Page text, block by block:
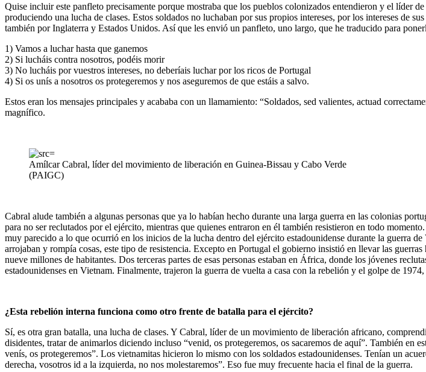
Quise incluir este panfleto precisamente porque mostraba que los pueblos colonizados entendieron y el líder
produciendo una lucha de clases. Estos soldados no luchaban por sus propios intereses, por los intereses de
también por Inglaterra y Estados Unidos. Así que les envió un panfleto, uno largo, que he traducido para
1) Vamos a luchar hasta que ganemos
2) Si lucháis contra nosotros, podéis morir
3) No lucháis por vuestros intereses, no deberíais luchar por los ricos de Portugal
4) Si os unís a nosotros os protegeremos y nos aseguremos de que estáis a salvo.
Estos eran los mensajes principales y acababa con un llamamiento: “Soldados, sed valientes, actuad
magnífico.
Amílcar Cabral, líder del movimiento de liberación en Guinea-Bissau y Cabo Verde
(PAIGC)
Cabral alude también a algunas personas que ya lo habían hecho durante una larga guerra en las colonias
para no ser reclutados por el ejército, mientras que quienes entraron en él también resistieron en todo
muy parecido a lo que ocurrió en los inicios de la lucha dentro del ejército estadounidense durante la guerra
arrojaban y rompía cosas, este tipo de resistencia. Excepto en Portugal el gobierno insistió en llevar las
nueve millones de habitantes. Dos terceras partes de esas personas estaban en África, donde los jóvenes
estadounidenses en Vietnam. Finalmente, trajeron la guerra de vuelta a casa con la rebelión y el golpe de
¿Esta rebelión interna funciona como otro frente de batalla para el ejército?
Sí, es otra gran batalla, una lucha de clases. Y Cabral, líder de un movimiento de liberación africano,
disidentes, tratar de animarlos diciendo incluso “venid, os protegeremos, os sacaremos de aquí”. También en
venís, os protegeremos”. Los vietnamitas hicieron lo mismo con los soldados estadounidenses. Tenían un
derecha, vosotros id a la izquierda, no nos molestaremos”. Eso fue muy frecuente hacia el final de la guerra.